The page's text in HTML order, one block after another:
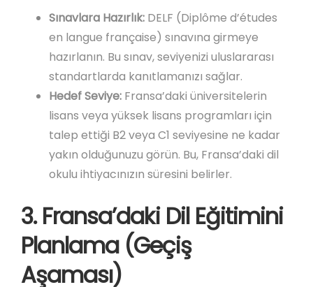
Sınavlara Hazırlık: DELF (Diplôme d’études
en langue française) sınavına girmeye
hazırlanın. Bu sınav, seviyenizi uluslararası
standartlarda kanıtlamanızı sağlar.
Hedef Seviye: Fransa’daki üniversitelerin
lisans veya yüksek lisans programları için
talep ettiği B2 veya C1 seviyesine ne kadar
yakın olduğunuzu görün. Bu, Fransa’daki dil
okulu ihtiyacınızın süresini belirler.
3. Fransa’daki Dil Eğitimini
Planlama (Geçiş
Aşaması)